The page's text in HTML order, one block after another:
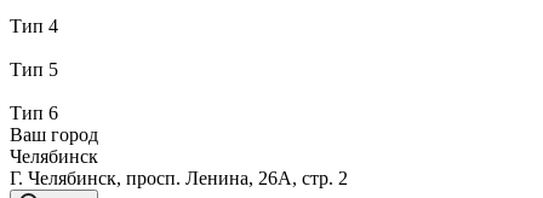
Тип 4
Тип 5
Тип 6
Ваш город
Челябинск
Г. Челябинск, просп. Ленина, 26А, стр. 2